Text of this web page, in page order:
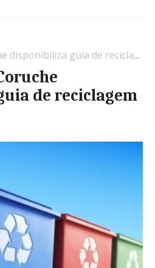
guia de reciclagem da Ecolezíria
de reciclagem